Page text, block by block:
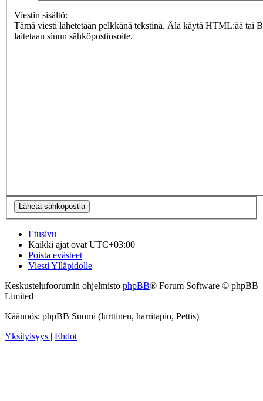
Viestin sisältö:
Tämä viesti lähetetään pelkkänä tekstinä. Älä käytä HTML:ää tai
laitetaan sinun sähköpostiosoite.
Etusivu
Kaikki ajat ovatUTC+03:00
Poista evästeet
Viesti Ylläpidolle
Keskustelufoorumin ohjelmisto phpBB® Forum Software © phpBB
Limited
Käännös: phpBB Suomi (lurttinen, harritapio, Pettis)
Yksityisyys
Ehdot